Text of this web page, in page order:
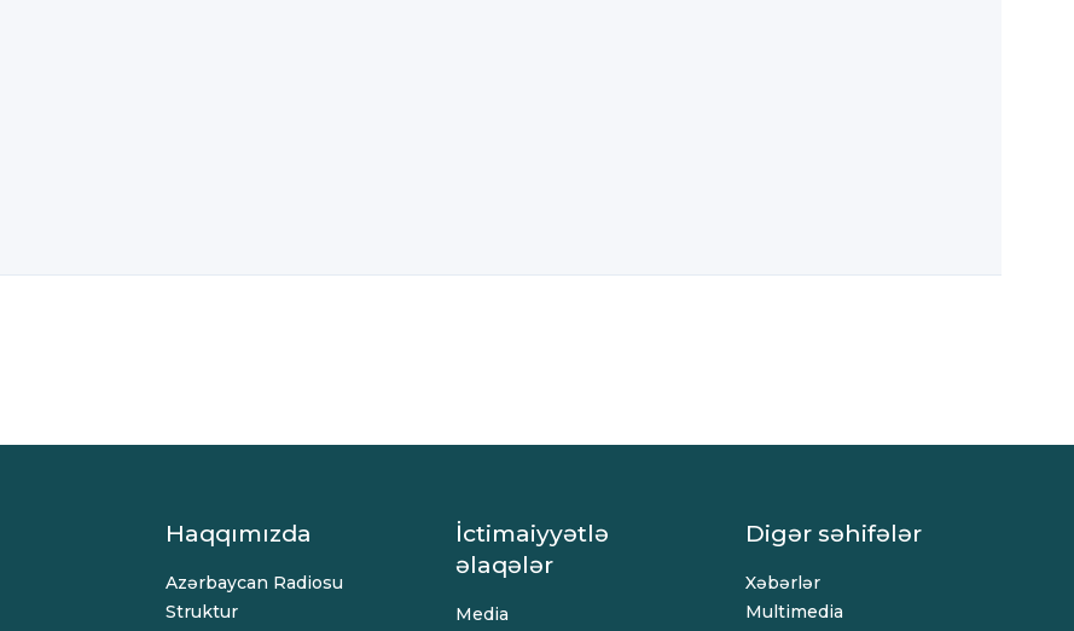
Haqqımızda
Azərbaycan Radiosu
Struktur
İctimaiyyətlə
əlaqələr
Media
Digər səhifələr
Xəbərlər
Multimedia